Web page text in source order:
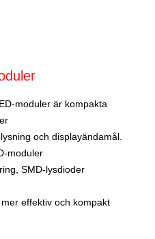
moduler är kompakta
och displayändamål.
moduler
SMD-lysdioder
effektiv och kompakt